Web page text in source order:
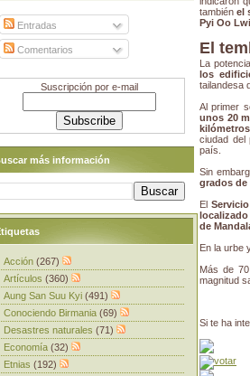
tambiénel
Pyi Oo
El
La
los
tailandesa
Al primer
unos 20
ciudad del
país.
Sin
grados
El
de
En la urbe
Más de
magnitud
Si te ha
Entradas
Comentarios
Suscripción por e-mail
más información
Acción (267)
Artículos (360)
Aung San Suu Kyi (491)
Conociendo Birmania (69)
Desastres naturales (71)
Economía (32)
Etnias (192)